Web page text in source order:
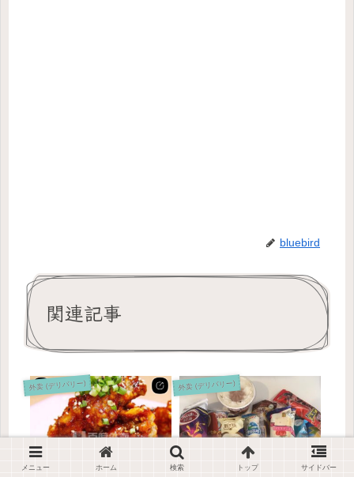
bluebird
関連記事
外卖 (デリバリー) 外卖 (デリバリー)
メニュー ホーム 検索 トップ サイドバー